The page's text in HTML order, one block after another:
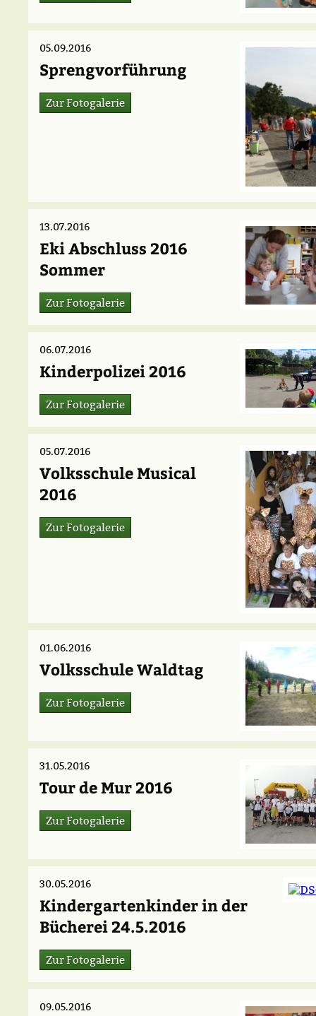
05.09.2016
Sprengvorführung
Zur Fotogalerie
13.07.2016
Eki Abschluss 2016
Sommer
Zur Fotogalerie
06.07.2016
Kinderpolizei 2016
Zur Fotogalerie
05.07.2016
Volksschule Musical
2016
Zur Fotogalerie
01.06.2016
Volksschule Waldtag
Zur Fotogalerie
31.05.2016
Tour de Mur 2016
Zur Fotogalerie
30.05.2016
Kindergartenkinder in der
Bücherei 24.5.2016
Zur Fotogalerie
09.05.2016